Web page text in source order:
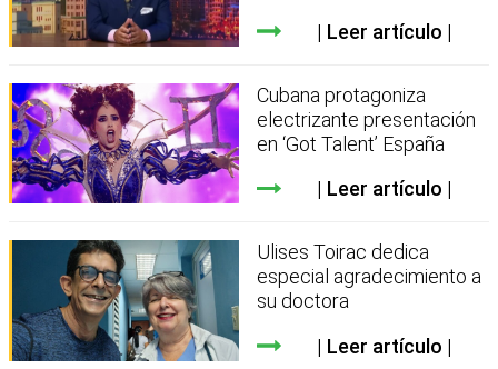
Leer artículo
Cubana protagoniza
electrizante presentación
en ‘Got Talent’ España
Leer artículo
Ulises Toirac dedica
especial agradecimiento a
su doctora
Leer artículo